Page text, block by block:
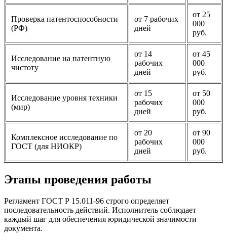
Проверка патентоспособности
(РФ)
от 7 рабочих
дней
от 25
000
руб.
Исследование на патентную
чистоту
от 14
рабочих
дней
от 45
000
руб.
Исследование уровня техники
(мир)
от 15
рабочих
дней
от 50
000
руб.
Комплексное исследование по
ГОСТ (для НИОКР)
от 20
рабочих
дней
от 90
000
руб.
Этапы проведения работы
Регламент ГОСТ Р 15.011-96 строго определяет
последовательность действий. Исполнитель соблюдает
каждый шаг для обеспечения юридической значимости
документа.